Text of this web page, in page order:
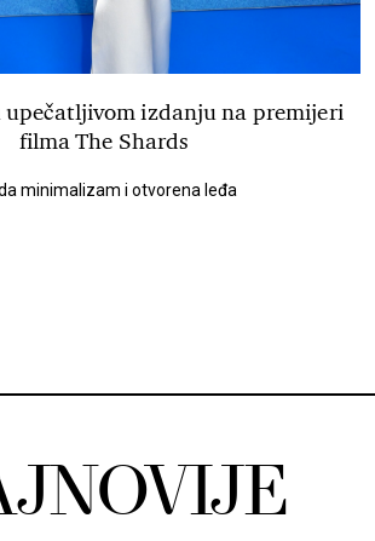
upečatljivom izdanju na premijeri
filma The Shards
minimalizam i otvorena leđa